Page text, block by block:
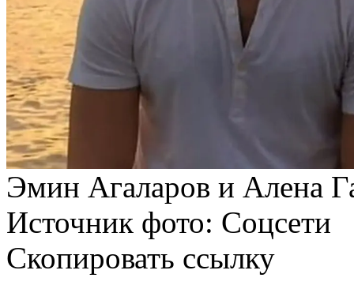
Эмин Агаларов и Алена
Источник фото: Соцсети
Скопировать ссылку